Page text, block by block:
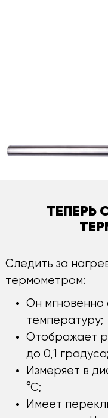
ТЕПЕРЬ
Следить за
термометром:
Он мгновенно
температуру;
Отображает
до 0,1 градуса;
Измеряет в
°С;
Имеет